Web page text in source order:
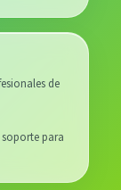
de
para